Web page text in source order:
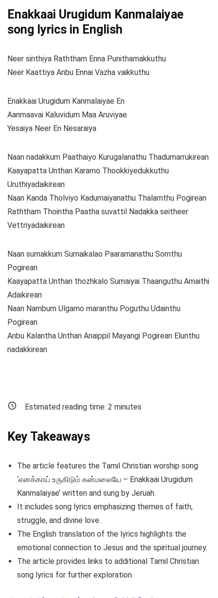
Enakkaai Urugidum Kanmalaiyae
song lyrics in English
Neer sinthiya Raththam Enna Punithamakkuthu
Neer Kaattiya Anbu Ennai Vazha vaikkuthu
Enakkaai Urugidum Kanmalaiyae En
Aanmaavai Kaluvidum Maa Aruviyae
Yesaiya Neer En Nesaraiya
Naan nadakkum Paathaiyo Kurugalanathu Thadumarrukirean
Kaayapatta Unthan Karamo Thookkiyedukkuthu
Uruthiyadaikirean
Naan Kanda Tholviyo Kadumaiyanathu Thalarnthu Pogirean
Raththam Thointha Paatha suvattil Nadakka seitheer
Vettriyadaikirean
Naan sumakkum Sumaikalao Paaramanathu Sornthu
Pogirean
Kaayapatta Unthan thozhkalo Sumaiyai Thaanguthu Amaithi
Adaikirean
Naan Nambum Ulgamo maranthu Poguthu Udainthu
Pogirean
Anbu Kalantha Unthan Anaippil Mayangi Pogirean Elunthu
nadakkirean
Estimated reading time: 2 minutes
Key Takeaways
The article features the Tamil Christian worship song
‘எனக்காய் உருகிடும் கன்மலையே – Enakkaai Urugidum
Kanmalaiyae’ written and sung by Jeruah.
It includes song lyrics emphasizing themes of faith,
struggle, and divine love.
The English translation of the lyrics highlights the
emotional connection to Jesus and the spiritual journey.
The article provides links to additional Tamil Christian
song lyrics for further exploration.